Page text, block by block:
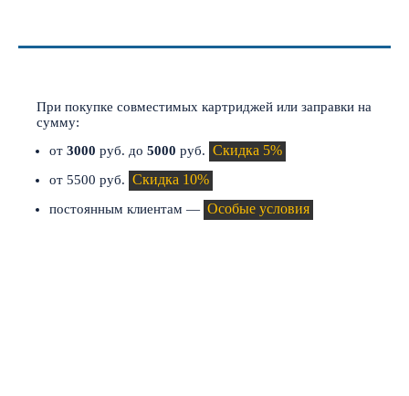
При покупке совместимых картриджей или заправки на
сумму:
от 3000 руб. до 5000 руб. Скидка 5%
от 5500 руб. Скидка 10%
постоянным клиентам — Особые условия